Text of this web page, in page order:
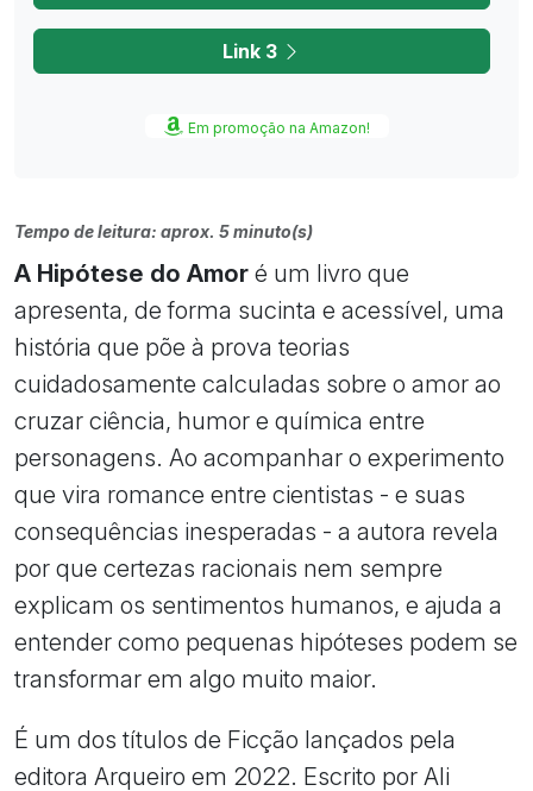
Link 3
Em promoção na Amazon!
Tempo de leitura: aprox. 5 minuto(s)
A Hipótese do Amor é um livro que
apresenta, de forma sucinta e acessível, uma
história que põe à prova teorias
cuidadosamente calculadas sobre o amor ao
cruzar ciência, humor e química entre
personagens. Ao acompanhar o experimento
que vira romance entre cientistas - e suas
consequências inesperadas - a autora revela
por que certezas racionais nem sempre
explicam os sentimentos humanos, e ajuda a
entender como pequenas hipóteses podem se
transformar em algo muito maior.
É um dos títulos de Ficção lançados pela
editora Arqueiro em 2022. Escrito por Ali